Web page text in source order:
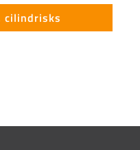
cilindrisks